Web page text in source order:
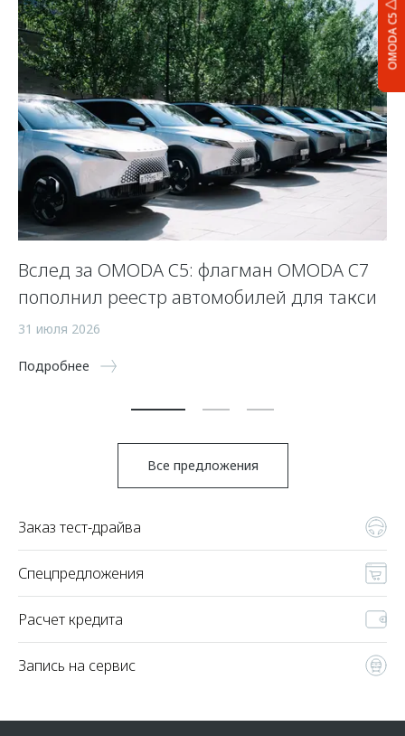
OMODA C5
Вслед за OMODA C5: флагман OMODA C7
пополнил реестр автомобилей для такси
31 июля 2026
Подробнее
Все предложения
Заказ тест-драйва
Спецпредложения
Расчет кредита
Запись на сервис